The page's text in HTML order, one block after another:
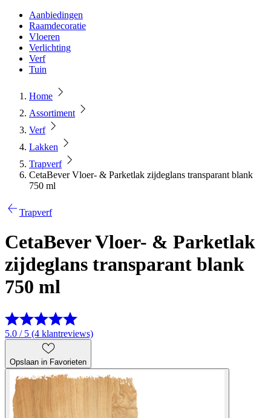
Aanbiedingen
Raamdecoratie
Vloeren
Verlichting
Verf
Tuin
Home
Assortiment
Verf
Lakken
Trapverf
CetaBever Vloer- & Parketlak zijdeglans transparant blank
750 ml
Trapverf
CetaBever Vloer- & Parketlak
zijdeglans transparant blank
750 ml
5.0 / 5 (4 klantreviews)
Opslaan in Favorieten